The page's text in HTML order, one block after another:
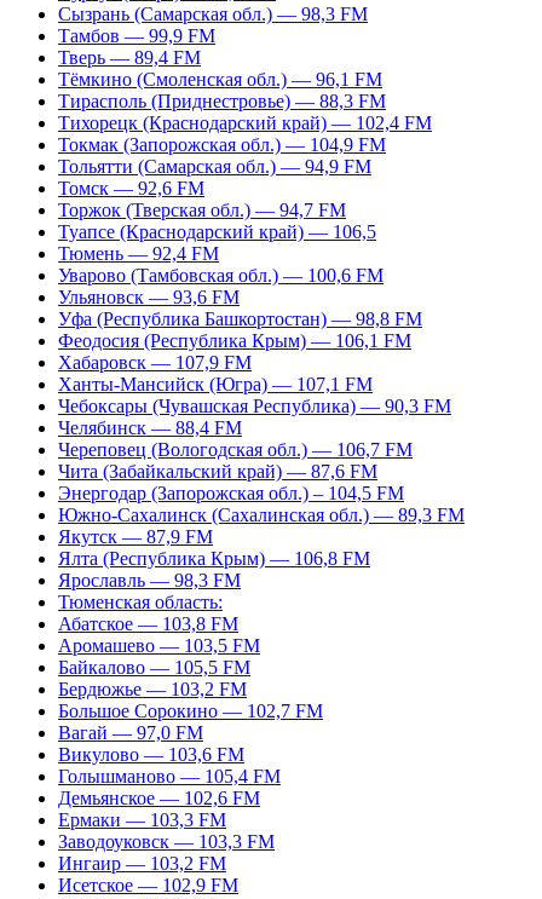
Сызрань (Самарская обл.) — 98,3 FM
Тамбов — 99,9 FM
Тверь — 89,4 FM
Тёмкино (Смоленская обл.) — 96,1 FM
Тирасполь (Приднестровье) — 88,3 FM
Тихорецк (Краснодарский край) — 102,4 FM
Токмак (Запорожская обл.) — 104,9 FM
Тольятти (Самарская обл.) — 94,9 FM
Томск — 92,6 FM
Торжок (Тверская обл.) — 94,7 FM
Туапсе (Краснодарский край) — 106,5
Тюмень — 92,4 FM
Уварово (Тамбовская обл.) — 100,6 FM
Ульяновск — 93,6 FM
Уфа (Республика Башкортостан) — 98,8 FM
Феодосия (Республика Крым) — 106,1 FM
Хабаровск — 107,9 FM
Ханты-Мансийск (Югра) — 107,1 FM
Чебоксары (Чувашская Республика) — 90,3 FM
Челябинск — 88,4 FM
Череповец (Вологодская обл.) — 106,7 FM
Чита (Забайкальский край) — 87,6 FM
Энергодар (Запорожская обл.) – 104,5 FM
Южно-Сахалинск (Сахалинская обл.) — 89,3 FM
Якутск — 87,9 FM
Ялта (Республика Крым) — 106,8 FM
Ярославль — 98,3 FM
Тюменская область:
Абатское — 103,8 FM
Аромашево — 103,5 FM
Байкалово — 105,5 FM
Бердюжье — 103,2 FM
Большое Сорокино — 102,7 FM
Вагай — 97,0 FM
Викулово — 103,6 FM
Голышманово — 105,4 FM
Демьянское — 102,6 FM
Ермаки — 103,3 FM
Заводоуковск — 103,3 FM
Ингаир — 103,2 FM
Исетское — 102,9 FM